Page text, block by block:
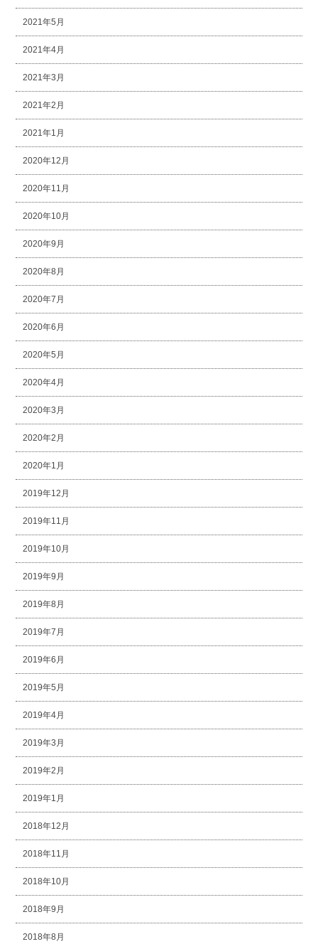
2021年5月
2021年4月
2021年3月
2021年2月
2021年1月
2020年12月
2020年11月
2020年10月
2020年9月
2020年8月
2020年7月
2020年6月
2020年5月
2020年4月
2020年3月
2020年2月
2020年1月
2019年12月
2019年11月
2019年10月
2019年9月
2019年8月
2019年7月
2019年6月
2019年5月
2019年4月
2019年3月
2019年2月
2019年1月
2018年12月
2018年11月
2018年10月
2018年9月
2018年8月